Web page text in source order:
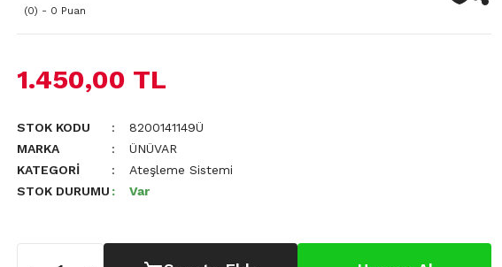
(0) - 0 Puan
1.450,00 TL
STOK KODU
8200141149Ü
MARKA
ÜNÜVAR
KATEGORI
Ateşleme Sistemi
STOK DURUMU
Var